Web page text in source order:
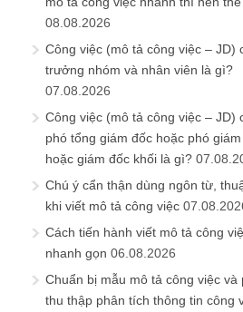
08.08.2026
Công việc (mô tả công việc – JD)
trưởng nhóm và nhân viên là gì?
07.08.2026
Công việc (mô tả công việc – JD)
phó tổng giám đốc hoặc phó
hoặc giám đốc khối là gì?
Chú ý cẩn thận dùng ngôn từ,
khi viết mô tả công việc
Cách tiến hành viết mô tả công
nhanh gọn 06.08.2026
Chuẩn bị mẫu mô tả công việc và
thu thập phân tích thông tin công